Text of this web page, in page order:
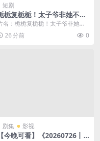
短剧
栀复栀栀！太子爷非她不可
二季（120集）AI短剧 (202
名：栀栀复栀栀！太子爷非她不
第二季（120集）AI短剧 (2026)
类：...
26 分前 0
剧集 影视
【今晚可看】《20260726丨